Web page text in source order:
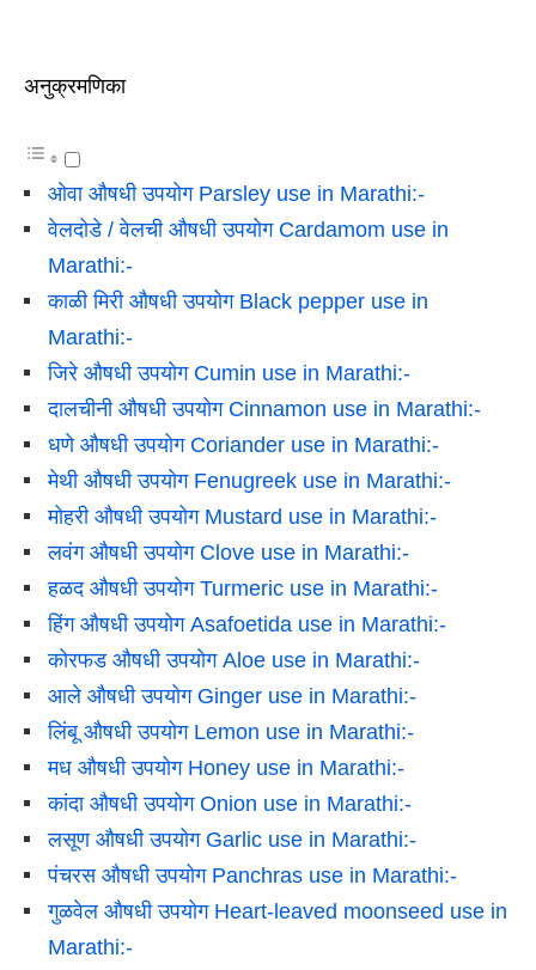
अनुक्रमणिका
ओवा औषधी उपयोग Parsley use in Marathi:-
वेलदोडे / वेलची औषधी उपयोग Cardamom use in
Marathi:-
काळी मिरी औषधी उपयोग Black pepper use in
Marathi:-
जिरे औषधी उपयोग Cumin use in Marathi:-
दालचीनी औषधी उपयोग Cinnamon use in Marathi:-
धणे औषधी उपयोग Coriander use in Marathi:-
मेथी औषधी उपयोग Fenugreek use in Marathi:-
मोहरी औषधी उपयोग Mustard use in Marathi:-
लवंग औषधी उपयोग Clove use in Marathi:-
हळद औषधी उपयोग Turmeric use in Marathi:-
हिंग औषधी उपयोग Asafoetida use in Marathi:-
कोरफड औषधी उपयोग Aloe use in Marathi:-
आले औषधी उपयोग Ginger use in Marathi:-
लिंबू औषधी उपयोग Lemon use in Marathi:-
मध औषधी उपयोग Honey use in Marathi:-
कांदा औषधी उपयोग Onion use in Marathi:-
लसूण औषधी उपयोग Garlic use in Marathi:-
पंचरस औषधी उपयोग Panchras use in Marathi:-
गुळवेल औषधी उपयोग Heart-leaved moonseed use in
Marathi:-